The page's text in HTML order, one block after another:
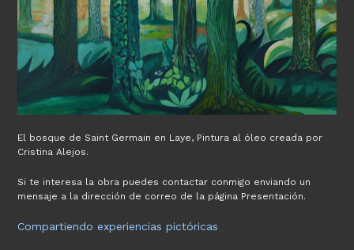
El bosque de Saint Germain en Laye, Pintura al óleo creada por
Cristina Alejos.
Si te interesa la obra puedes contactar conmigo enviando un
mensaje a la dirección de correo de la página Presentación.
Compartiendo experiencias pictóricas